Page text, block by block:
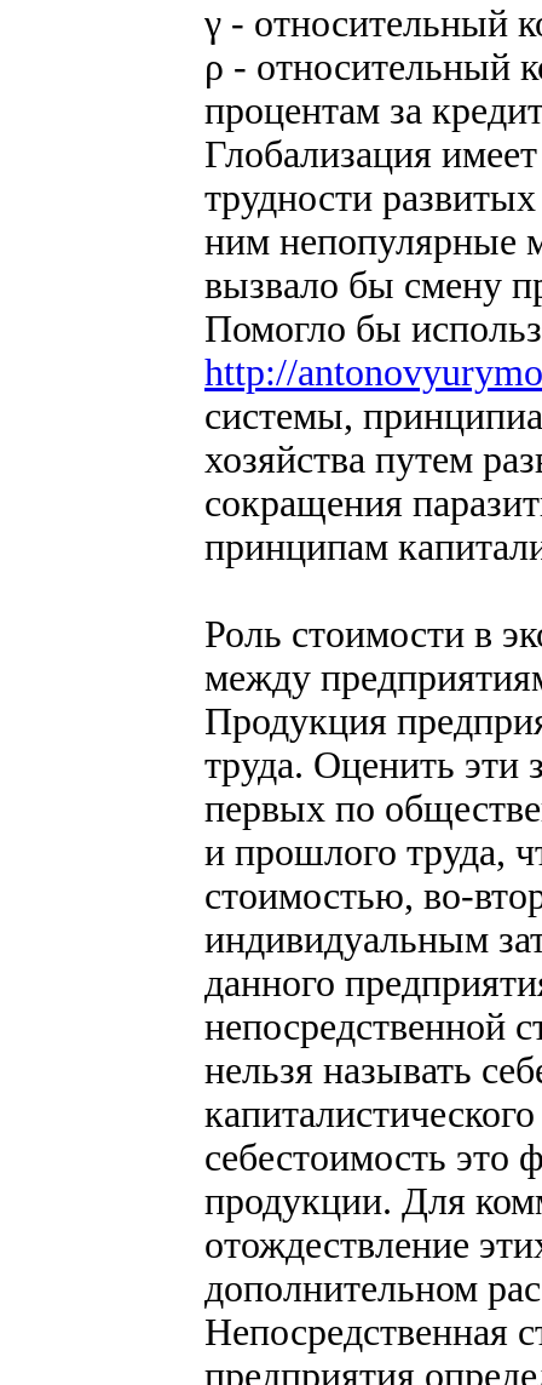
γ - относительный
ρ - относительный
процентам за
Глобализация
трудности
ним непопулярные
вызвало бы смену
Помогло бы
http://
системы,
хозяйства путем
сокращения
принципам
Роль стоимости в
между
Продукция
труда. Оценить
первых по
и прошлого труда,
стоимостью, во-
индивидуальным
данного
непосредственной
нельзя называть
себестоимость это
продукции. Для
отождествление
дополнительном
Непосредственная
предприятия